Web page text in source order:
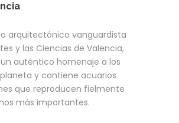
arquitectónico vanguardista
y las Ciencias de Valencia,
auténtico homenaje a los
y contiene acuarios
que reproducen fielmente
más importantes.